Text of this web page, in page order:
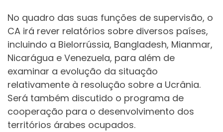
No quadro das suas funções de supervisão, o
CA irá rever relatórios sobre diversos países,
incluindo a Bielorrússia, Bangladesh, Mianmar,
Nicarágua e Venezuela, para além de
examinar a evolução da situação
relativamente à resolução sobre a Ucrânia.
Será também discutido o programa de
cooperação para o desenvolvimento dos
territórios árabes ocupados.